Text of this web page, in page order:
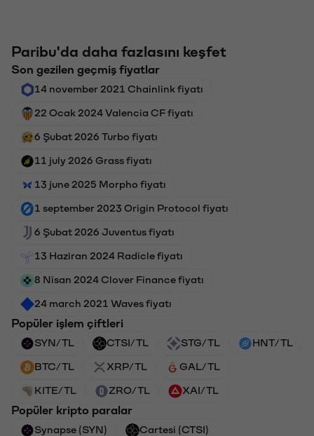
Paribu'da daha fazlasını keşfet
Son gezilen geçmiş fiyatlar
14 november 2021 Chainlink fiyatı
22 Ocak 2024 Valencia CF fiyatı
6 Şubat 2026 Turbo fiyatı
11 july 2026 Grass fiyatı
13 june 2025 Morpho fiyatı
1 september 2023 Origin Protocol fiyatı
6 Şubat 2026 Juventus fiyatı
13 Haziran 2024 Radicle fiyatı
8 Nisan 2024 Clover Finance fiyatı
24 march 2021 Waves fiyatı
Popüler işlem çiftleri
SYN/TL CTSI/TL STG/TL HNT/TL
BTC/TL XRP/TL GAL/TL
KITE/TL ZRO/TL XAI/TL
Popüler kripto paralar
Synapse (SYN) Cartesi (CTSI)